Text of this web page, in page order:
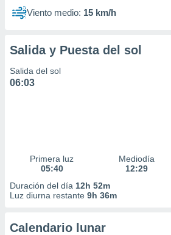
Viento medio: 15 km/h
Salida y Puesta del sol
Salida del sol
06:03
Primera luz
05:40
Mediodía
12:29
Duración del día 12h 52m
Luz diurna restante 9h 36m
Calendario lunar